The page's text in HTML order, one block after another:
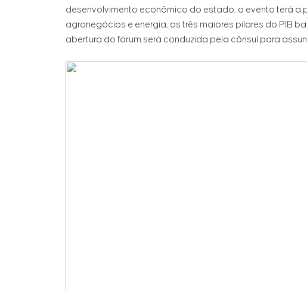
desenvolvimento econômico do estado, o evento terá
agronegócios e energia, os três maiores pilares do PIB
abertura do fórum será conduzida pela cônsul para